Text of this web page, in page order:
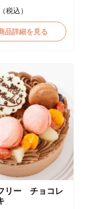
（税込）
詳細を見る
リー チョコレ